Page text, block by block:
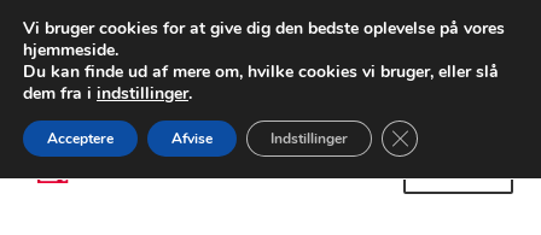
LEVERING fra 55 kr.
FEDEX verdensomspændende forsendelse
80 82 72 02
Spring
til
Spring
til
Vi bruger cookies for at give dig den bedste oplevelse på vores
hjemmeside.
Du kan finde ud af mere om, hvilke cookies vi bruger, eller slå
dem fra i indstillinger.
Acceptere Afvise Indstillinger Close GDPR